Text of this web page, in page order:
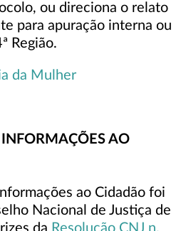
ou direciona o relato
para apuração interna ou
Região.
da Mulher
AO
ao Cidadão foi
Nacional de Justiça de
da Resolução CNJ n.